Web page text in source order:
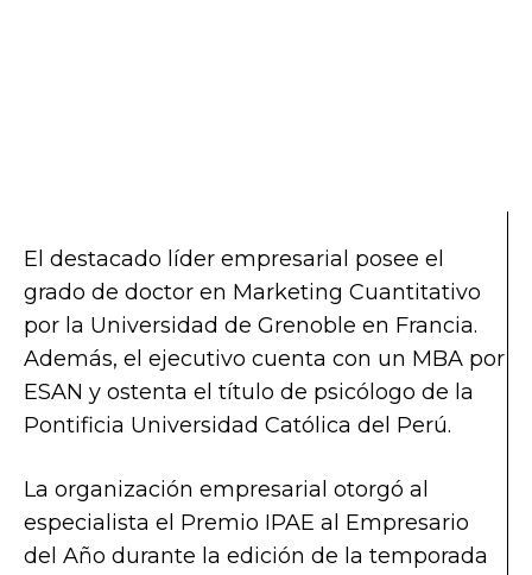
El destacado líder empresarial posee el
grado de doctor en Marketing Cuantitativo
por la Universidad de Grenoble en Francia.
Además, el ejecutivo cuenta con un MBA por
ESAN y ostenta el título de psicólogo de la
Pontificia Universidad Católica del Perú.
La organización empresarial otorgó al
especialista el Premio IPAE al Empresario
del Año durante la edición de la temporada